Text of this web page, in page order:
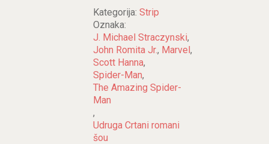
Kategorija: Strip
Oznaka:
J. Michael Straczynski,
John Romita Jr., Marvel,
Scott Hanna,
Spider-Man,
The Amazing Spider-
Man
,
Udruga Crtani romani
šou